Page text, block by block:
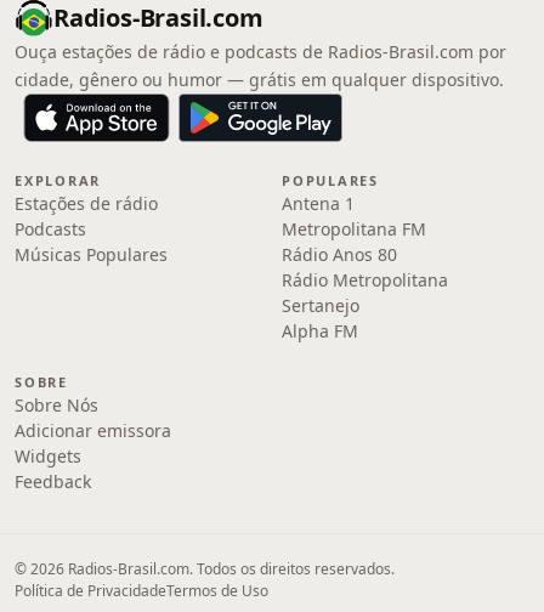
Radios-Brasil.com
Ouça estações de rádio e podcasts de Radios-Brasil.com por
cidade, gênero ou humor — grátis em qualquer dispositivo.
EXPLORAR
Estações de rádio
Podcasts
Músicas Populares
POPULARES
Antena 1
Metropolitana FM
Rádio Anos 80
Rádio Metropolitana
Sertanejo
Alpha FM
SOBRE
Sobre Nós
Adicionar emissora
Widgets
Feedback
© 2026 Radios-Brasil.com. Todos os direitos reservados.
Política de PrivacidadeTermos de Uso